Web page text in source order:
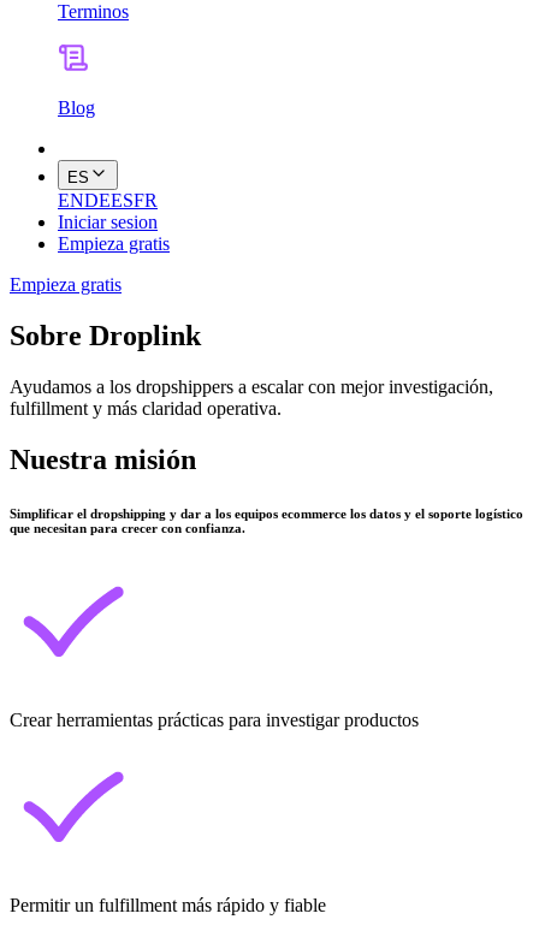
Terminos
Blog
ES
ENDEESFR
Iniciar sesion
Empieza gratis
Empieza gratis
Sobre Droplink
Ayudamos a los dropshippers a escalar con mejor investigación,
fulfillment y más claridad operativa.
Nuestra misión
Simplificar el dropshipping y dar a los equipos ecommerce los datos y el soporte logístico
que necesitan para crecer con confianza.
Crear herramientas prácticas para investigar productos
Permitir un fulfillment más rápido y fiable